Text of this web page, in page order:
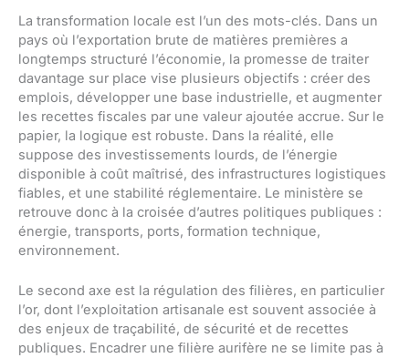
La transformation locale est l’un des mots-clés. Dans un
pays où l’exportation brute de matières premières a
longtemps structuré l’économie, la promesse de traiter
davantage sur place vise plusieurs objectifs : créer des
emplois, développer une base industrielle, et augmenter
les recettes fiscales par une valeur ajoutée accrue. Sur le
papier, la logique est robuste. Dans la réalité, elle
suppose des investissements lourds, de l’énergie
disponible à coût maîtrisé, des infrastructures logistiques
fiables, et une stabilité réglementaire. Le ministère se
retrouve donc à la croisée d’autres politiques publiques :
énergie, transports, ports, formation technique,
environnement.
Le second axe est la régulation des filières, en particulier
l’or, dont l’exploitation artisanale est souvent associée à
des enjeux de traçabilité, de sécurité et de recettes
publiques. Encadrer une filière aurifère ne se limite pas à